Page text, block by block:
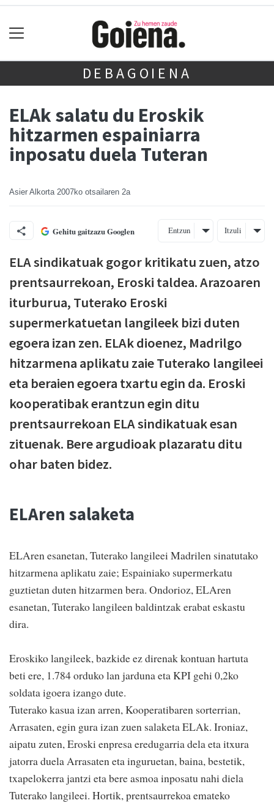
DEBAGOIENA
ELAk salatu du Eroskik
hitzarmen espainiarra
inposatu duela Tuteran
Asier Alkorta 2007ko otsailaren 2a
Gehitu gaitzazu Googlen Entzun Itzuli
ELA sindikatuak gogor kritikatu zuen, atzo
prentsaurrekoan, Eroski taldea. Arazoaren
iturburua, Tuterako Eroski
supermerkatuetan langileek bizi duten
egoera izan zen. ELAk dioenez, Madrilgo
hitzarmena aplikatu zaie Tuterako langileei
eta beraien egoera txartu egin da. Eroski
kooperatibak erantzun egin ditu
prentsaurrekoan ELA sindikatuak esan
zituenak. Bere argudioak plazaratu ditu
ohar baten bidez.
ELAren salaketa
ELAren esanetan, Tuterako langileei Madrilen sinatutako
hitzarmena aplikatu zaie; Espainiako supermerkatu
guztietan duten hitzarmen bera. Ondorioz, ELAren
esanetan, Tuterako langileen baldintzak erabat eskastu
dira.
Eroskiko langileek, bazkide ez direnak kontuan hartuta
beti ere, 1.784 orduko lan jarduna eta KPI gehi 0,2ko
soldata igoera izango dute.
Tuterako kasua izan arren, Kooperatibaren sorterrian,
Arrasaten, egin gura izan zuen salaketa ELAk. Ironiaz,
aipatu zuten, Eroski enpresa eredugarria dela eta itxura
jatorra duela Arrasaten eta inguruetan, baina, bestetik,
txapelokerra jantzi eta bere asmoa inposatu nahi diela
Tuterako langileei. Hortik, prentsaurrekoa emateko